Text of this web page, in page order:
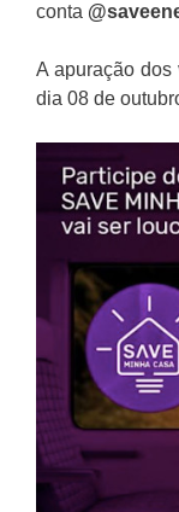
conta
A apuração dos
dia 08 de